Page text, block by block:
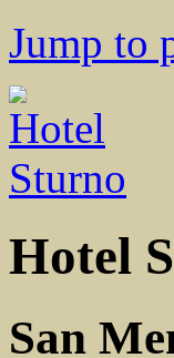
Jump to
Hotel
San